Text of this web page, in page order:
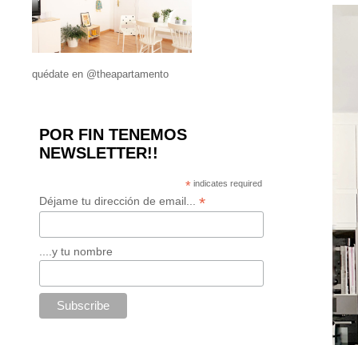
quédate en @theapartamento
POR FIN TENEMOS
NEWSLETTER!!
* indicates required
Déjame tu dirección de email... *
....y tu nombre